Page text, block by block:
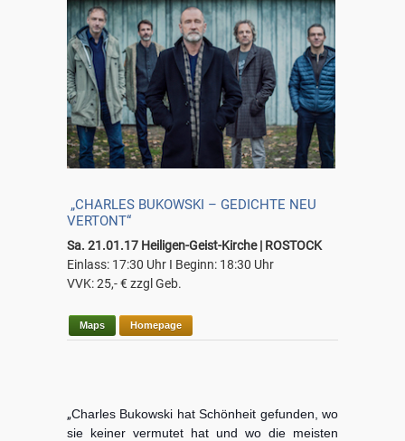
„CHARLES BUKOWSKI – GEDICHTE NEU
VERTONT“
Sa. 21.01.17 Heiligen-Geist-Kirche | ROSTOCK
Einlass: 17:30 Uhr I Beginn: 18:30 Uhr
VVK: 25,- € zzgl Geb.
Maps Homepage
„Charles Bukowski hat Schönheit gefunden, wo
sie keiner vermutet hat und wo die meisten